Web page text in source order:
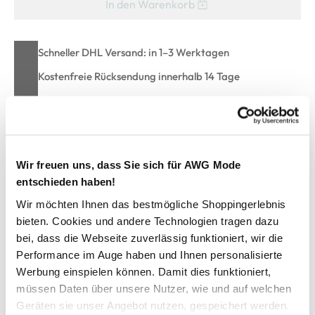
Wir freuen uns, dass Sie sich für AWG Mode
entschieden haben!
Wir möchten Ihnen das bestmögliche Shoppingerlebnis
bieten. Cookies und andere Technologien tragen dazu
bei, dass die Webseite zuverlässig funktioniert, wir die
Performance im Auge haben und Ihnen personalisierte
Werbung einspielen können. Damit dies funktioniert,
müssen Daten über unsere Nutzer, wie und auf welchen
Geräten sie unser Angebot nutzen, gespeichert werden.
In den Warenkorb
Schneller DHL Versand: in 1–3 Werktagen
Kostenfreie Rücksendung innerhalb 14 Tage
Herren Badeshorts mit Gesäßtasche
bequeme Badeshorts einfarbig gehalten von Grinario
Sports
mit elastischem Bund und Kordelzug
mit Mesh-Innenslip